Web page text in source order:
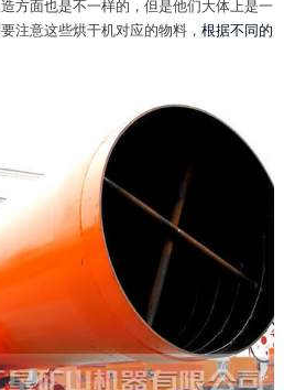
方面也是不一样的，但是他们大体上是一
注意这些烘干机对应的物料， 根据不同的